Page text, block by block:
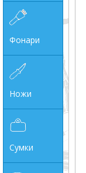
Фонари
Ножи
Сумки